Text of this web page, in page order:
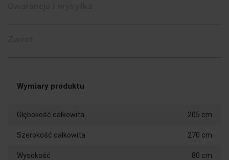
Wymiary produktu
Głębokość całkowita 205 cm
Szerokość całkowita 270 cm
Wysokość 80 cm